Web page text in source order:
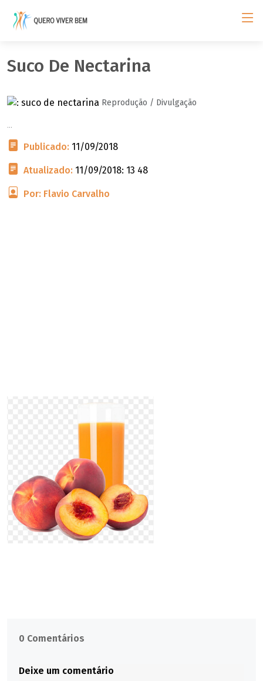
Suco De Nectarina
Reprodução / Divulgação
...
Publicado: 11/09/2018
Atualizado: 11/09/2018: 13 48
Por: Flavio Carvalho
0 Comentários
Deixe um comentário